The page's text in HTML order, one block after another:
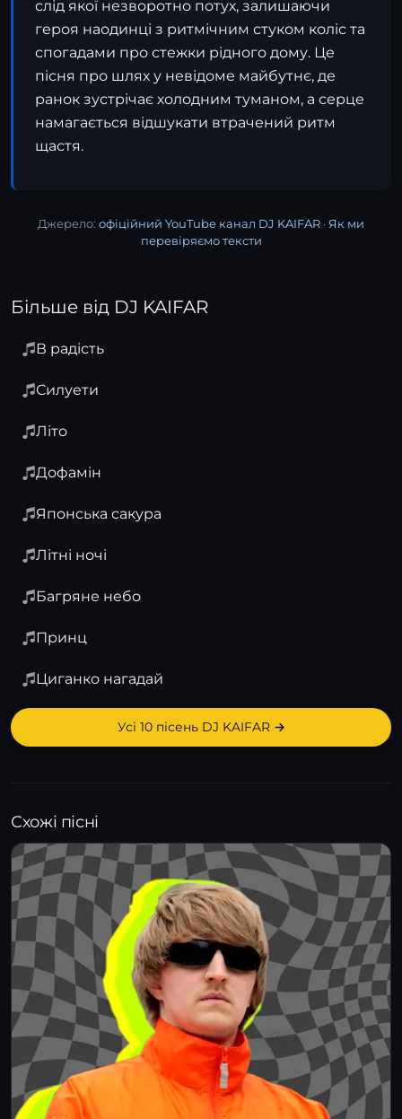
слід якої незворотно потух, залишаючи
героя наодинці з ритмічним стуком коліс та
спогадами про стежки рідного дому. Це
пісня про шлях у невідоме майбутнє, де
ранок зустрічає холодним туманом, а серце
намагається відшукати втрачений ритм
щастя.
Джерело: офіційний YouTube канал DJ KAIFAR · Як ми
перевіряємо тексти
Більше від DJ KAIFAR
В радість
Силуети
Літо
Дофамін
Японська сакура
Літні ночі
Багряне небо
Принц
Циганко нагадай
Усі 10 пісень DJ KAIFAR →
Схожі пісні